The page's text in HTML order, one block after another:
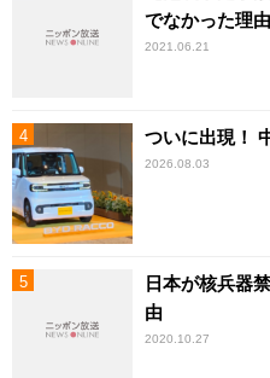
でなかった理由
2021.06.21
ついに出現！
2026.08.03
日本が核兵器
由
2020.10.27